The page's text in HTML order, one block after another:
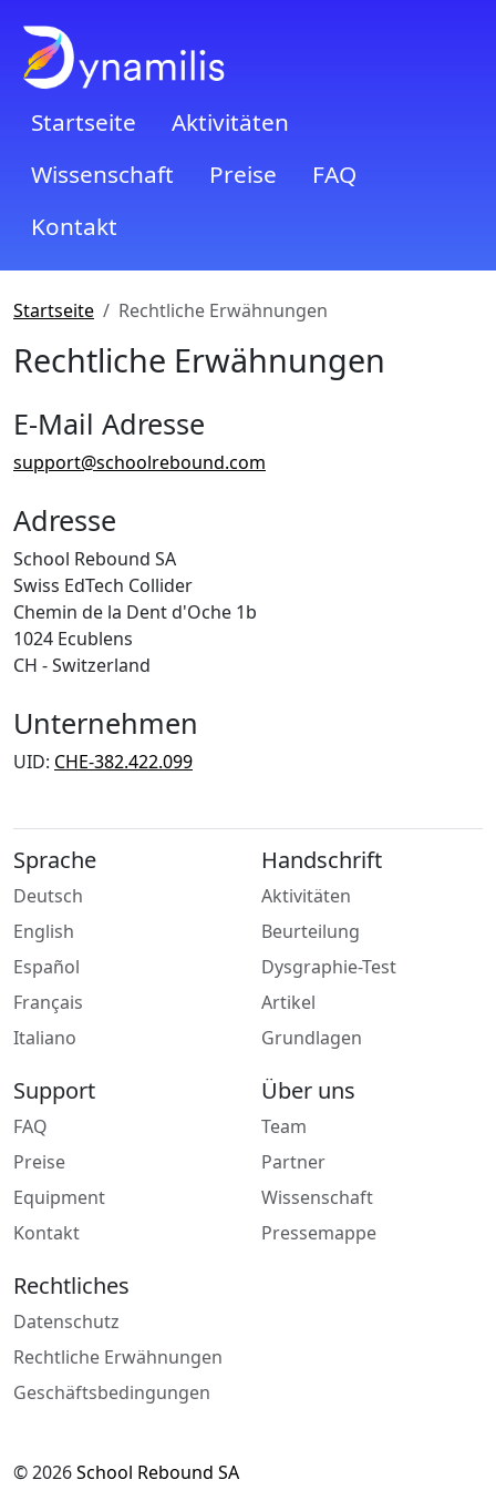
Startseite
Aktivitäten
Wissenschaft
Preise
FAQ
Kontakt
Startseite Rechtliche Erwähnungen
Rechtliche Erwähnungen
E-Mail Adresse
support@schoolrebound.com
Adresse
School Rebound SA
Swiss EdTech Collider
Chemin de la Dent d'Oche 1b
1024 Ecublens
CH - Switzerland
Unternehmen
UID: CHE-382.422.099
Sprache
Deutsch
English
Español
Français
Italiano
Handschrift
Aktivitäten
Beurteilung
Dysgraphie-Test
Artikel
Grundlagen
Support
FAQ
Preise
Equipment
Kontakt
Über uns
Team
Partner
Wissenschaft
Pressemappe
Rechtliches
Datenschutz
Rechtliche Erwähnungen
Geschäftsbedingungen
© 2026School Rebound SA